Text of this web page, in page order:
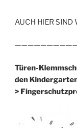
AUCH HIER SIND
Türen-
den
>